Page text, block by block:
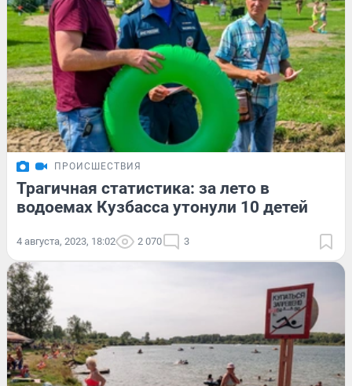
ПРОИСШЕСТВИЯ
Трагичная статистика: за лето в
водоемах Кузбасса утонули 10 детей
4 августа, 2023, 18:02 2 070 3